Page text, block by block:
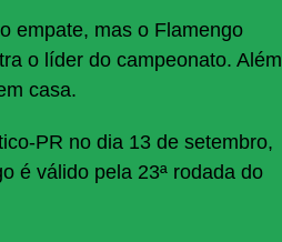
empate, mas o Flamengo
o líder do campeonato. Além
casa.
PR no dia 13 de setembro,
é válido pela 23ª rodada do